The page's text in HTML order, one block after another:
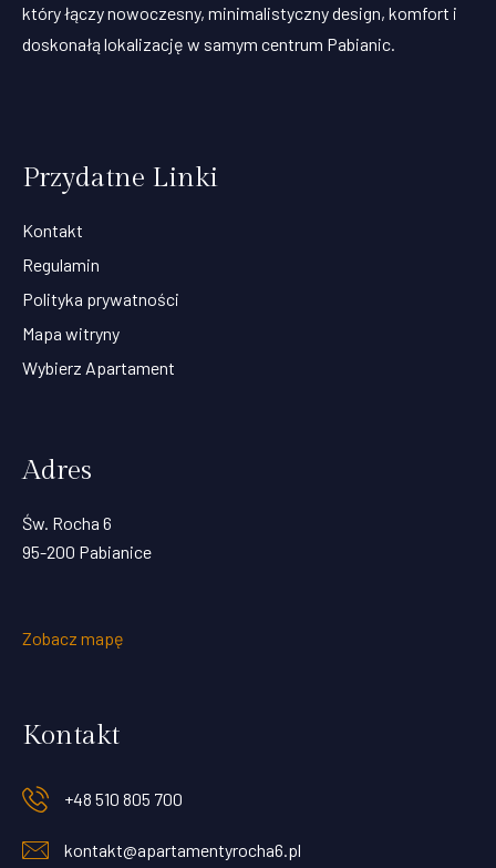
który łączy nowoczesny, minimalistyczny design, komfort i
doskonałą lokalizację w samym centrum Pabianic.
Przydatne Linki
Kontakt
Regulamin
Polityka prywatności
Mapa witryny
Wybierz Apartament
Adres
Św. Rocha 6
95-200 Pabianice
Zobacz mapę
Kontakt
+48 510 805 700
kontakt@apartamentyrocha6.pl